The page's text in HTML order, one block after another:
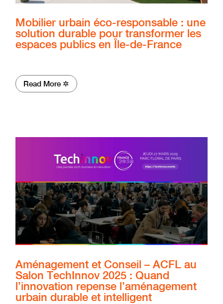
Mobilier urbain éco-responsable : une
solution durable pour transformer les
espaces publics en Île-de-France
Read More ✲
Aménagement et Conseil – ACFL au
Salon TechInnov 2025 : Quand
l’innovation repense l’aménagement
urbain durable et intelligent